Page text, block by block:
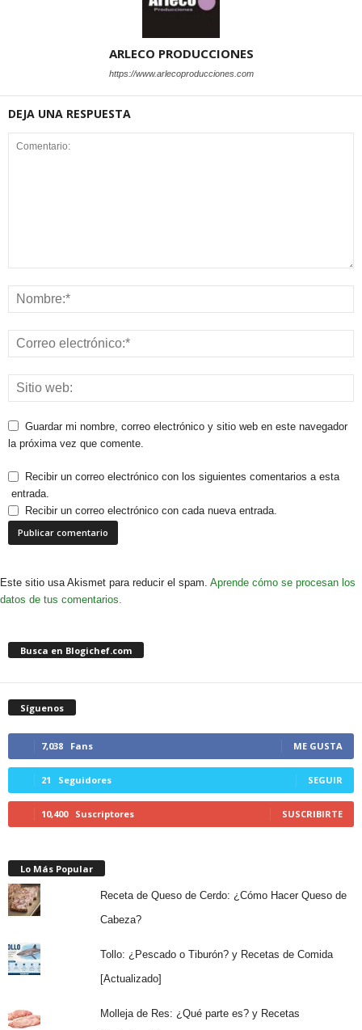
ARLECO PRODUCCIONES
https://www.arlecoproducciones.com
DEJA UNA RESPUESTA
Guardar mi nombre, correo electrónico y sitio web en este navegador
la próxima vez que comente.
Recibir un correo electrónico con los siguientes comentarios a esta
entrada.
Recibir un correo electrónico con cada nueva entrada.
Este sitio usa Akismet para reducir el spam. Aprende cómo se procesan los
datos de tus comentarios.
Busca en Blogichef.com
Síguenos
7,038 Fans ME GUSTA
21 Seguidores SEGUIR
10,400 Suscriptores SUSCRIBIRTE
Lo Más Popular
Receta de Queso de Cerdo: ¿Cómo Hacer Queso de
Cabeza?
Tollo: ¿Pescado o Tiburón? y Recetas de Comida
[Actualizado]
Molleja de Res: ¿Qué parte es? y Recetas